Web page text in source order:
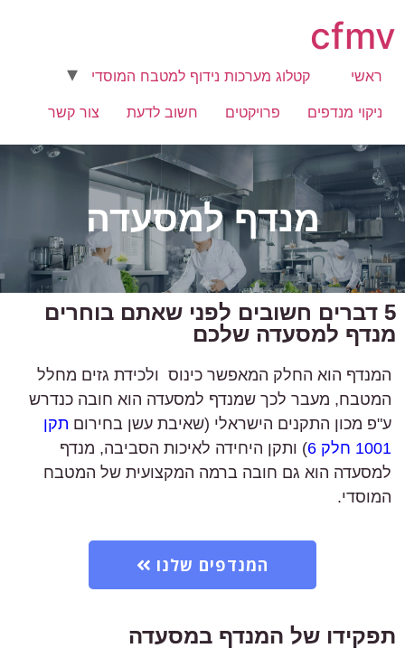
cfmv
ראשי
קטלוג מערכות נידוף למטבח המוסדי
ניקוי מנדפים
פרויקטים חשוב לדעת צור קשר
מנדף למסעדה
5 דברים חשובים לפני שאתם בוחרים
מנדף למסעדה שלכם
המנדף הוא החלק המאפשר כינוס ולכידת גזים מחלל
המטבח, מעבר לכך שמנדף למסעדה הוא חובה כנדרש
ע"פ מכון התקנים הישראלי (שאיבת עשן בחירום תקן
1001 חלק 6
) ותקן היחידה לאיכות הסביבה, מנדף
למסעדה הוא גם חובה ברמה המקצועית של המטבח
המוסדי.
המנדפים שלנו
תפקידו של המנדף במסעדה